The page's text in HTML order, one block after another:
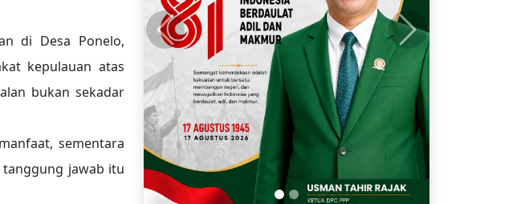
di Desa Ponelo,
kepulauan atas
bukan sekadar
sementara
jawab itu